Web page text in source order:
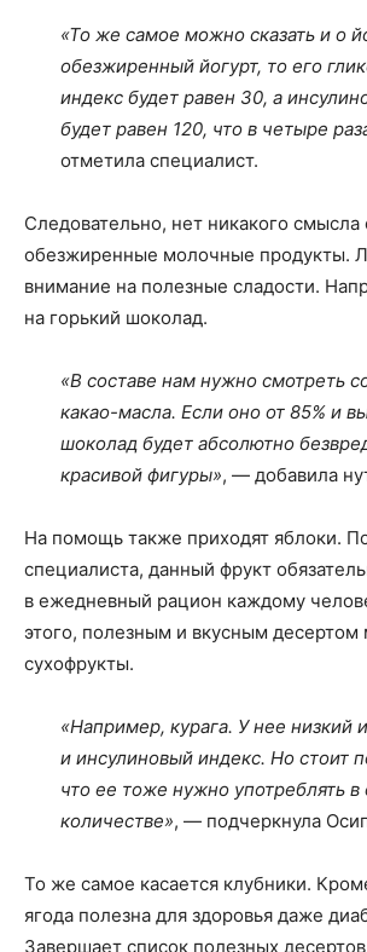
«То же самое можно сказать и о
обезжиренный йогурт, то его
индекс будет равен 30, а
будет равен 120, что в четыре
отметила специалист.
Следовательно, нет никакого смысла
обезжиренные молочные продукты.
внимание на полезные сладости.
на горький шоколад.
«В составе нам нужно смотреть
какао-масла. Если оно от 85% и
шоколад будет абсолютно
красивой фигуры», — добавила
На помощь также приходят яблоки.
специалиста, данный фрукт
в ежедневный рацион каждому
этого, полезным и вкусным десертом
сухофрукты.
«Например, курага. У нее низкий
и инсулиновый индекс. Но стоит
что ее тоже нужно употреблять
количестве», — подчеркнула
То же самое касается клубники.
ягода полезна для здоровья даже
Завершает список полезных